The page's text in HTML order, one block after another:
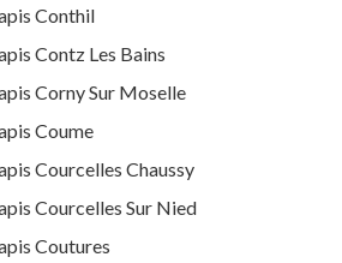
Conthil
Contz Les Bains
Corny Sur Moselle
Coume
Courcelles Chaussy
Courcelles Sur Nied
Coutures